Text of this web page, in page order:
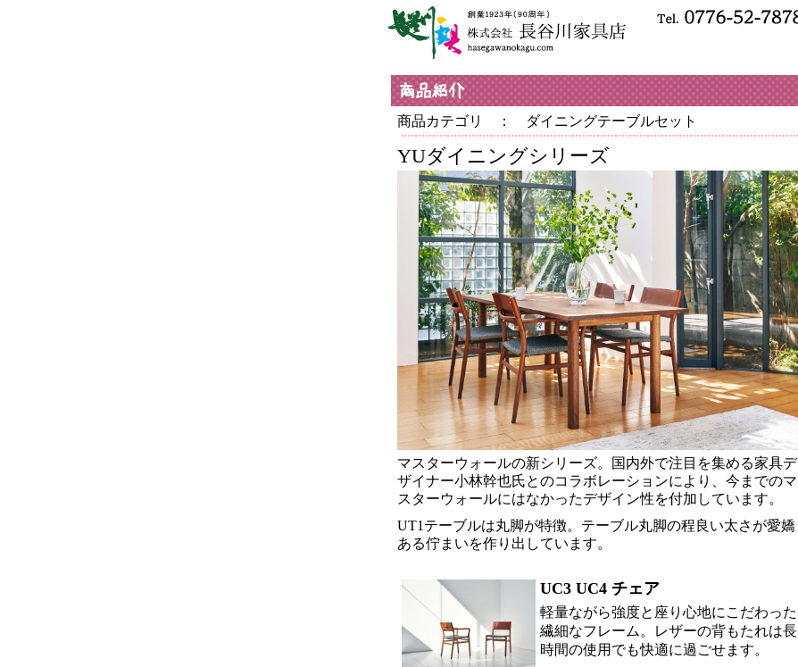
商品カテゴリ ： ダイニングテーブルセット
YUダイニングシリーズ
マスターウォールの新シリーズ。国内外で注目を集める家具デ
ザイナー小林幹也氏とのコラボレーションにより、今までのマ
スターウォールにはなかったデザイン性を付加しています。
UT1テーブルは丸脚が特徴。テーブル丸脚の程良い太さが愛嬌
ある佇まいを作り出しています。
UC3 UC4 チェア
軽量ながら強度と座り心地にこだわった
繊細なフレーム。レザーの背もたれは長
時間の使用でも快適に過ごせます。